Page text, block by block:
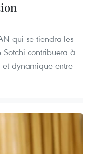
qui se tiendra les
contribuera à
dynamique entre